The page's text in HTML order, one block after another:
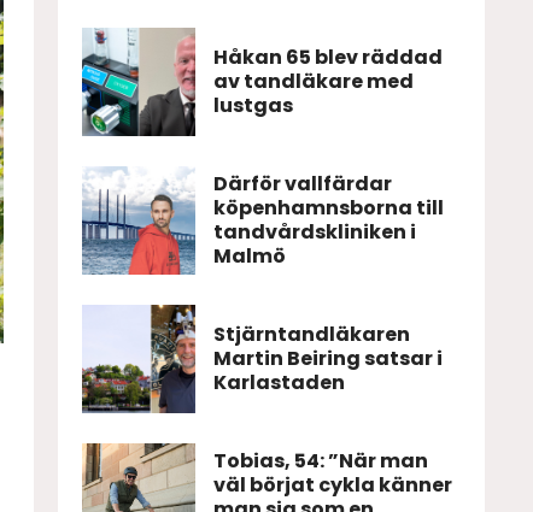
Håkan 65 blev räddad
av tandläkare med
lustgas
Därför vallfärdar
köpenhamnsborna till
tandvårdskliniken i
Malmö
Stjärntandläkaren
Martin Beiring satsar i
Karlastaden
Tobias, 54: ”När man
väl börjat cykla känner